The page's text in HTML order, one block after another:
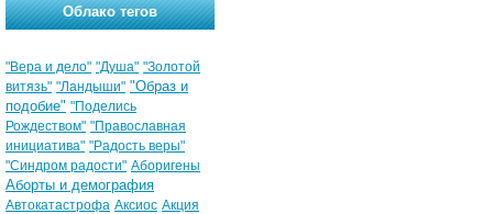
Облако тегов
"Вера и дело" "Душа" "Золотой
витязь" "Ландыши" "Образ и
подобие" "Поделись
Рождеством" "Православная
инициатива" "Радость веры"
"Синдром радости" Аборигены
Аборты и демография
Автокатастрофа Аксиос Акция